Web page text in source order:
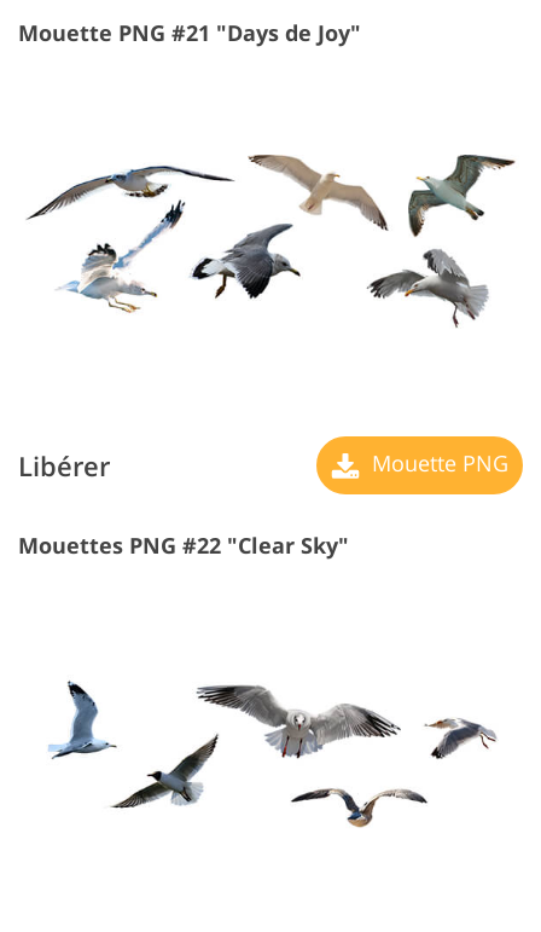
Mouette PNG #21 "Days de Joy"
Libérer Mouette PNG
Mouettes PNG #22 "Clear Sky"